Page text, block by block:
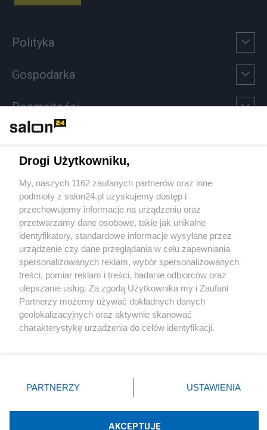
Polityka
Gospodarka
Rozmaitości
Sport
Społeczeństwo
Kultura
X Facebook Instagram Youtube
Drogi Użytkowniku,
My, naszych 1162 zaufanych partnerów oraz inne
podmioty z salon24.pl uzyskujemy dostęp i
przechowujemy informacje na urządzeniu oraz
przetwarzamy dane osobowe, takie jak unikalne
identyfikatory, standardowe informacje wysyłane przez
urządzenie czy dane przeglądania w celu zapewniania
spersonalizowanych reklam, wybór spersonalizowanych
treści, pomiar reklam i treści, badanie odbiorców oraz
ulepszanie usług. Za zgodą Użytkownika my i Zaufani
Partnerzy możemy używać dokładnych danych
geolokalizacyjnych oraz aktywnie skanować
charakterystykę urządzenia do celów identyfikacji.
zmienić/wycofać klikając przycisk ustawień prywatności
znajdujący się w lewym dolnym rogu strony
rodzaje przetwarzania danych nie wymagają zgody
użytkownika, ale masz prawo sprzeciwić się takiemu
PARTNERZY USTAWIENIA
AKCEPTUJĘ